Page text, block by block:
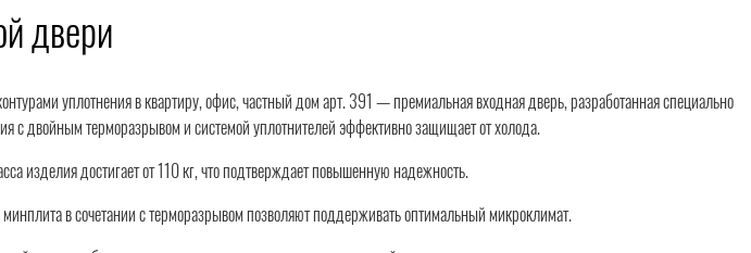
двери
уплотнения в квартиру, офис, частный дом арт. 391 — премиальная входная дверь, разработанная специально
с двойным терморазрывом и системой уплотнителей эффективно защищает от холода.
достигает от 110 кг, что подтверждает повышенную надежность.
в сочетании с терморазрывом позволяют поддерживать оптимальный микроклимат.